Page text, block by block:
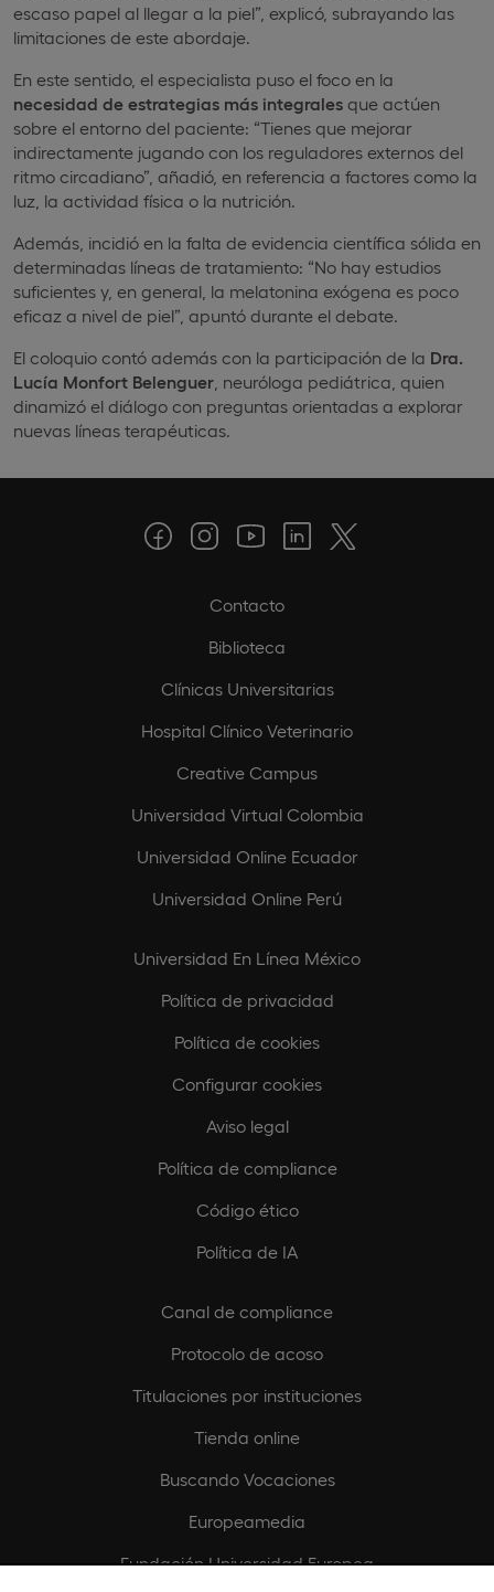
escaso papel al llegar a la piel”, explicó, subrayando las
limitaciones de este abordaje.
En este sentido, el especialista puso el foco en la
necesidad de estrategias más integrales que actúen
sobre el entorno del paciente: “Tienes que mejorar
indirectamente jugando con los reguladores externos del
ritmo circadiano”, añadió, en referencia a factores como la
luz, la actividad física o la nutrición.
Además, incidió en la falta de evidencia científica sólida en
determinadas líneas de tratamiento: “No hay estudios
suficientes y, en general, la melatonina exógena es poco
eficaz a nivel de piel”, apuntó durante el debate.
El coloquio contó además con la participación de la Dra.
Lucía Monfort Belenguer , neuróloga pediátrica, quien
dinamizó el diálogo con preguntas orientadas a explorar
nuevas líneas terapéuticas.
Contacto
Biblioteca
Clínicas Universitarias
Hospital Clínico Veterinario
Creative Campus
Universidad Virtual Colombia
Universidad Online Ecuador
Universidad Online Perú
Universidad En Línea México
Política de privacidad
Política de cookies
Configurar cookies
Aviso legal
Política de compliance
Código ético
Política de IA
Canal de compliance
Protocolo de acoso
Titulaciones por instituciones
Tienda online
Buscando Vocaciones
Europeamedia
Fundación Universidad Europea